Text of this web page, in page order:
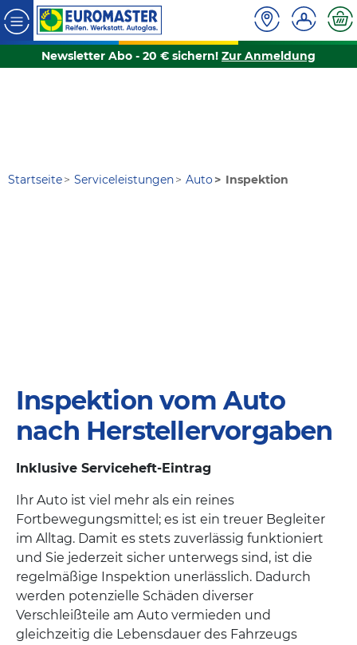
Newsletter Abo - 20 € sichern! Zur Anmeldung
Startseite Serviceleistungen Auto Inspektion
Inspektion vom Auto
nach Herstellervorgaben
Inklusive Serviceheft-Eintrag
Ihr Auto ist viel mehr als ein reines
Fortbewegungsmittel; es ist ein treuer Begleiter
im Alltag. Damit es stets zuverlässig funktioniert
und Sie jederzeit sicher unterwegs sind, ist die
regelmäßige Inspektion unerlässlich. Dadurch
werden potenzielle Schäden diverser
Verschleißteile am Auto vermieden und
gleichzeitig die Lebensdauer des Fahrzeugs